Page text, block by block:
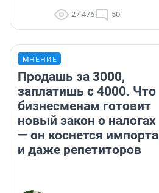
27 476 50
МНЕНИЕ
Продашь за 3000,
заплатишь с 4000. Что
бизнесменам готовит
новый закон о налогах
— он коснется импорта
и даже репетиторов